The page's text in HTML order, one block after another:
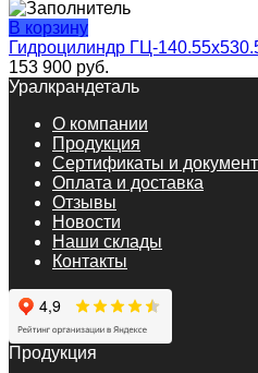
В корзину
Гидроцилиндр ГЦ-
153 900 руб.
Уралкрандеталь
О компании
Продукция
Сертификаты и
Оплата и доставка
Отзывы
Новости
Наши склады
Контакты
Продукция